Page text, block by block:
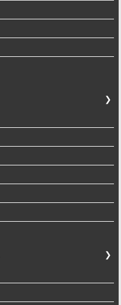
❯
❯